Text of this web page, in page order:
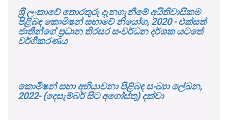
ශ‍්‍රී ලංකාවේ තොරතුරු දැනගැනීමේ අයිතිවාසිකම
පිළිබඳ කොමිෂන් සභාවේ නියෝග, 2020 - එක්සත්
ජාතීන්ගේ ප්‍රධාන තිරසර සංවර්ධන දර්ශක යටතේ
වර්ගීකරණය
කොමිෂන් සභා අභියාචනා පිළිබඳ සංඛ්‍යා ලේඛන,
2022- (දෙසැම්බර් සිට අගෝස්තු) දක්වා